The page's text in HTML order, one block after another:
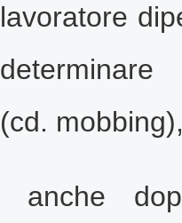
lavoratore
determinare
(cd. mobbing),
anche